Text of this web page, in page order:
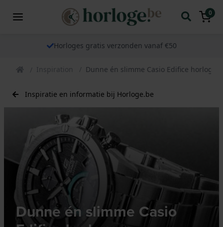
0
Horloges gratis verzonden vanaf €50
Inspiration Dunne én slimme Casio Edifice horloges
Inspiratie en informatie bij Horloge.be
Dunne én slimme Casio